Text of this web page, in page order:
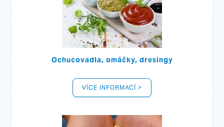
Ochucovadla, omáčky, dresingy
VÍCE INFORMACÍ >